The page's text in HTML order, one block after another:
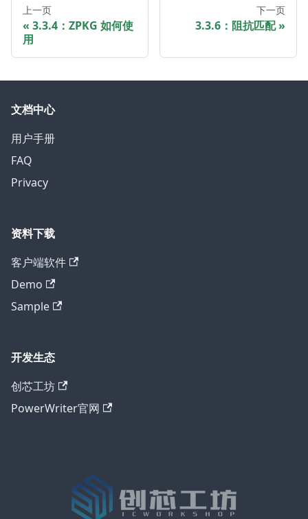
上一页
3.3.4：ZPKG 如何使
用
下一页
3.3.6：阻抗匹配
文档中心
用户手册
FAQ
Privacy
资料下载
客户端软件
Demo
Sample
开发生态
创芯工坊
PowerWriter官网